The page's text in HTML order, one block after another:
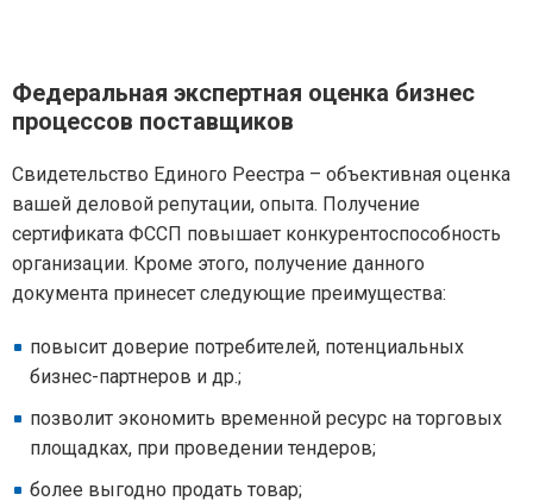
Федеральная экспертная оценка бизнес
процессов поставщиков
Свидетельство Единого Реестра – объективная оценка
вашей деловой репутации, опыта. Получение
сертификата ФССП повышает конкурентоспособность
организации. Кроме этого, получение данного
документа принесет следующие преимущества:
повысит доверие потребителей, потенциальных
бизнес-партнеров и др.;
позволит экономить временной ресурс на торговых
площадках, при проведении тендеров;
более выгодно продать товар;